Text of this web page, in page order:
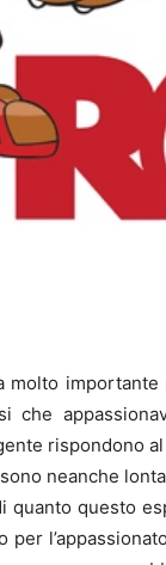
molto
che
rispondono
neanche
questo
per